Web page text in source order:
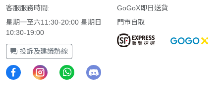
客服服務時間:
星期一至六11:30-20:00 星期日
10:30-19:00
投訴及建議熱線
GoGoX即日送貨
門市自取